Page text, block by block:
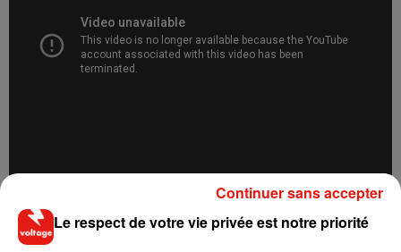
Le respect de votre vie privée est notre priorité
Continuer sans accepter